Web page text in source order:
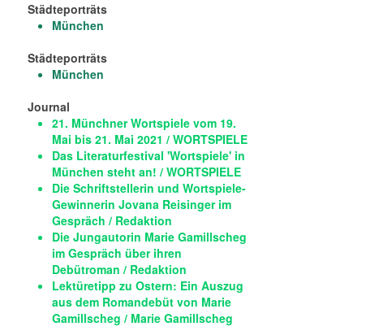
Städteporträts
München
Städteporträts
München
Journal
21. Münchner Wortspiele vom 19.
Mai bis 21. Mai 2021 / WORTSPIELE
Das Literaturfestival 'Wortspiele' in
München steht an! / WORTSPIELE
Die Schriftstellerin und Wortspiele-
Gewinnerin Jovana Reisinger im
Gespräch / Redaktion
Die Jungautorin Marie Gamillscheg
im Gespräch über ihren
Debütroman / Redaktion
Lektüretipp zu Ostern: Ein Auszug
aus dem Romandebüt von Marie
Gamillscheg / Marie Gamillscheg